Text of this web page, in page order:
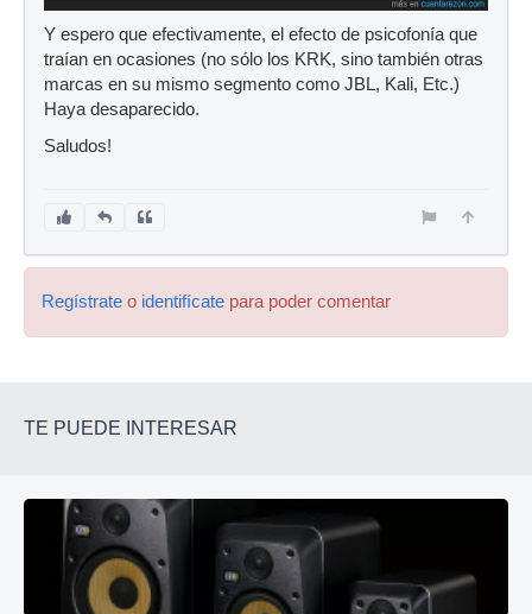
Y espero que efectivamente, el efecto de psicofonía que
traían en ocasiones (no sólo los KRK, sino también otras
marcas en su mismo segmento como JBL, Kali, Etc.)
Haya desaparecido.
Saludos!
Regístrate o identifícate para poder comentar
TE PUEDE INTERESAR